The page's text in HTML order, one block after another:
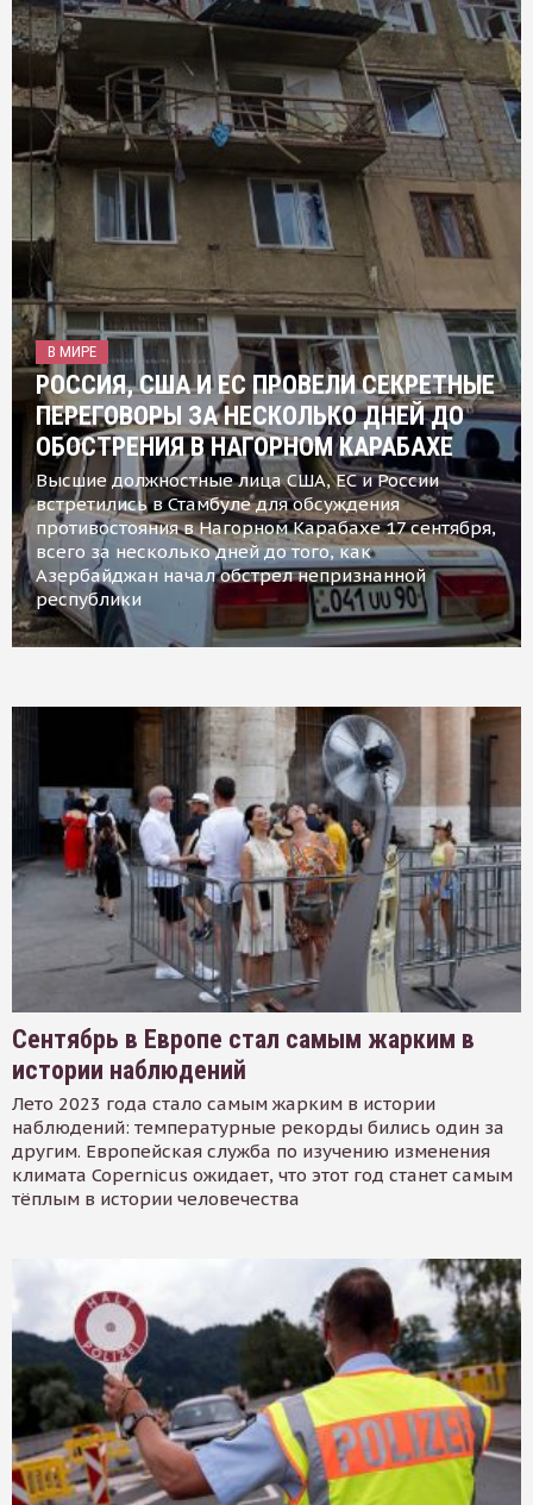
В МИРЕ
РОССИЯ, США И ЕС ПРОВЕЛИ СЕКРЕТНЫЕ
ПЕРЕГОВОРЫ ЗА НЕСКОЛЬКО ДНЕЙ ДО
ОБОСТРЕНИЯ В НАГОРНОМ КАРАБАХЕ
Высшие должностные лица США, ЕС и России
встретились в Стамбуле для обсуждения
противостояния в Нагорном Карабахе 17 сентября,
всего за несколько дней до того, как
Азербайджан начал обстрел непризнанной
республики
Сентябрь в Европе стал самым жарким в
истории наблюдений
Лето 2023 года стало самым жарким в истории
наблюдений: температурные рекорды бились один за
другим. Европейская служба по изучению изменения
климата Copernicus ожидает, что этот год станет самым
тёплым в истории человечества